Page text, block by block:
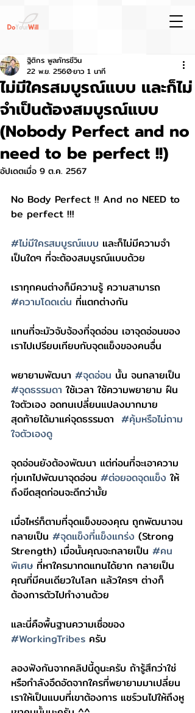
ไม่มีใครสมบูรณ์แบบ และก็ไม่
จำเป็นต้องสมบูรณ์แบบ
(Nobody Perfect and no
need to be perfect !!)
ฐิติกร พูลภัทรชีวิน
22 พ.ย. 2560ยาว 1 นาที
อัปเดตเมื่อ 9 ต.ค. 2567
No Body Perfect !! And no NEED to
be perfect !!!
#ไม่มีใครสมบูรณ์แบบ และก็ไม่มีความจำ
เป็นใดๆ ที่จะต้องสมบูรณ์แบบด้วย
เราทุกคนต่างก็มีความรู้ ความสามารถ
#ความโดดเด่น ที่แตกต่างกัน
แทนที่จะมัวจับจ้องที่จุดอ่อน เอาจุดอ่อนของ
เราไปเปรียบเทียบกับจุดแข็งของคนอื่น
พยายามพัฒนา #จุดอ่อน นั้น จนกลายเป็น
#จุดธรรมดา ใช้เวลา ใช้ความพยายาม ฝืน
ใจตัวเอง อดทนเปลี่ยนแปลงมากมาย
สุดท้ายได้มาแค่จุดธรรมดา #คุ้มหรือไม่ถาม
ใจตัวเองดู
จุดอ่อนยังต้องพัฒนา แต่ก่อนที่จะเอาความ
ทุ่มเทไปพัฒนาจุดอ่อน #ต่อยอดจุดแข็ง ให้
ถึงขีดสุดก่อนจะดีกว่ามั้ย
เมื่อไหร่ก็ตามที่จุดแข็งของคุณ ถูกพัฒนาจน
กลายเป็น #จุดแข็งที่แข็งแกร่ง (Strong
Strength) เมื่อนั้นคุณจะกลายเป็น #คน
พิเศษ ที่หาใครมาทดแทนได้ยาก กลายเป็น
คุณที่มีคนเดียวในโลก แล้วใครๆ ต่างก็
ต้องการตัวไปทำงานด้วย
และนี่คือพื้นฐานความเชื่อของ
#WorkingTribes ครับ
ลองฟังกันจากคลิปนี้ดูนะครับ ถ้ารู้สึกว่าใช่
หรือกำลังอึดอัดจากใครที่พยายามมาเปลี่ยน
เราให้เป็นแบบที่เขาต้องการ แชร์วนไปให้ถึงหู